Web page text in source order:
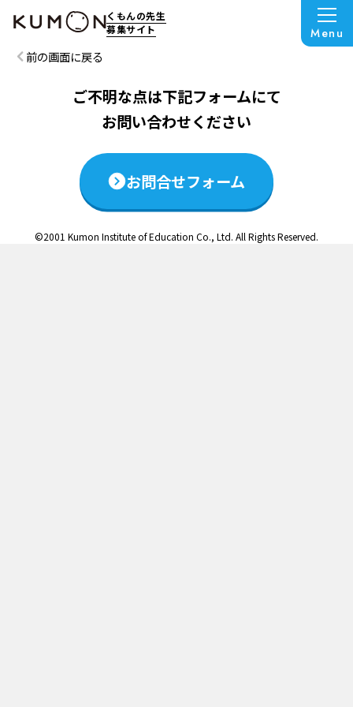
くもんの先生
募集サイト
Menu
この説明会は終了いたしました
前の画面に戻る
ご不明な点は下記フォームにて
お問い合わせください
お問合せフォーム
©2001 Kumon Institute of Education Co., Ltd. All Rights Reserved.